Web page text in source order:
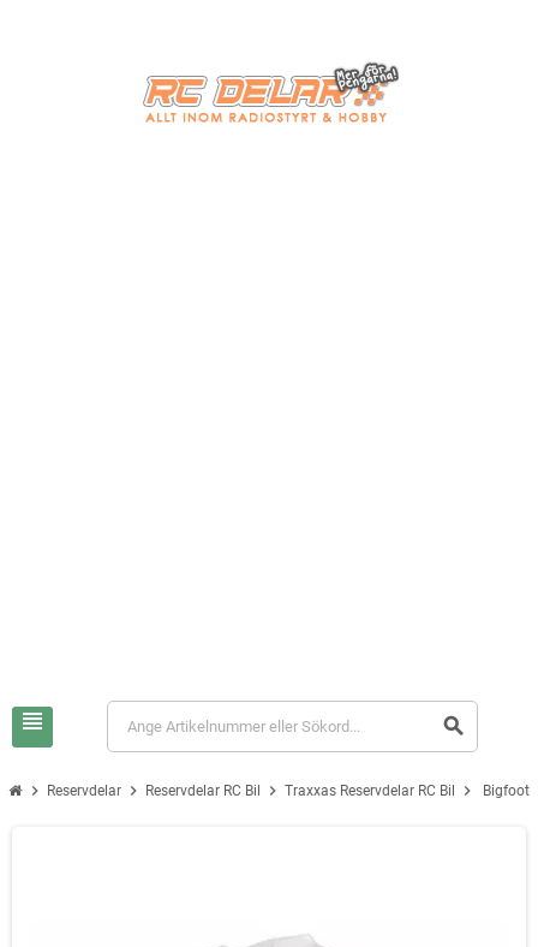
view_headline search
chevron_right Reservdelar chevron_right Reservdelar RC Bil chevron_right Traxxas Reservdelar RC Bil chevron_right Bigfoot